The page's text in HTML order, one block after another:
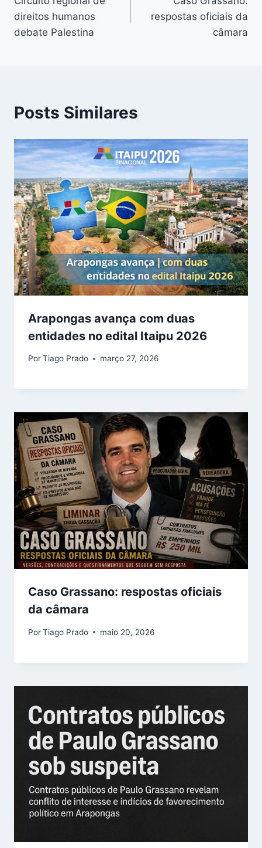
de
Post
direitos humanos
debate Palestina
respostas oficiais da
câmara
Posts Similares
Arapongas avança com duas
entidades no edital Itaipu 2026
PorTiago Prado março 27, 2026
Caso Grassano: respostas oficiais
da câmara
PorTiago Prado maio 20, 2026